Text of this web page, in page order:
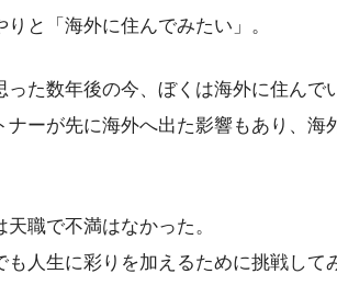
りと「海外に住んでみたい」。
った数年後の今、ぼくは海外に住んで
ナーが先に海外へ出た影響もあり、
天職で不満はなかった。
も人生に彩りを加えるために挑戦して